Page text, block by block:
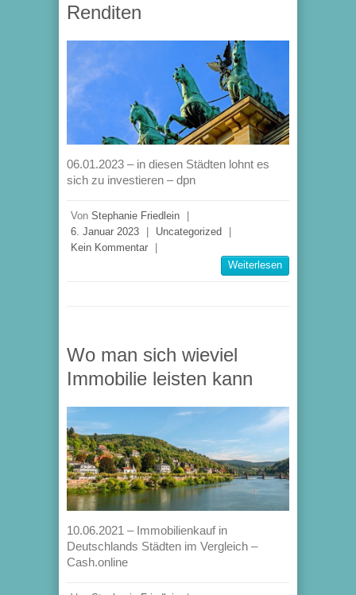
Renditen
06.01.2023 – in diesen Städten lohnt es
sich zu investieren – dpn
Von Stephanie Friedlein
6. Januar 2023
Uncategorized
Kein Kommentar
Weiterlesen
Wo man sich wieviel
Immobilie leisten kann
10.06.2021 – Immobilienkauf in
Deutschlands Städten im Vergleich –
Cash.online